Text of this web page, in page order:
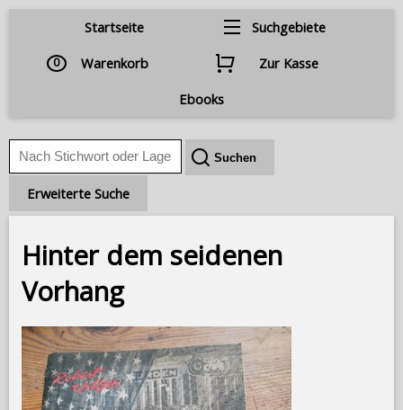
Startseite Suchgebiete
0 Warenkorb
Zur Kasse
Ebooks
Erweiterte Suche
Hinter dem seidenen
Vorhang